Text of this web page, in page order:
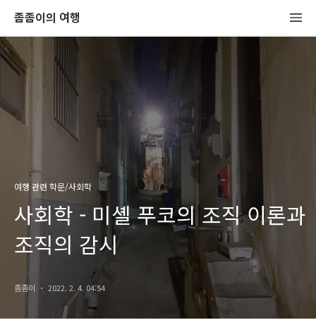
좀좀이의 여행
여행 관련 학문/사회학
사회학 - 미셸 푸코의 조직 이론과
조직의 감시
좀좀이 2022. 2. 4. 04:54